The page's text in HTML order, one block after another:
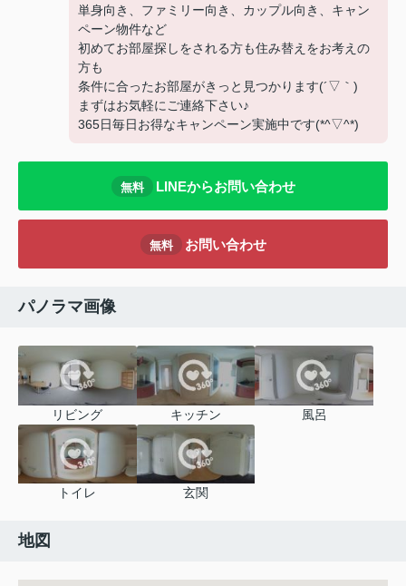
単身向き、ファミリー向き、カップル向き、キャン
ペーン物件など
初めてお部屋探しをされる方も住み替えをお考えの
方も
条件に合ったお部屋がきっと見つかります(´▽｀)
まずはお気軽にご連絡下さい♪
365日毎日お得なキャンペーン実施中です(*^▽^*)
無料 LINEからお問い合わせ
無料 お問い合わせ
パノラマ画像
リビング キッチン 風呂
トイレ 玄関
地図